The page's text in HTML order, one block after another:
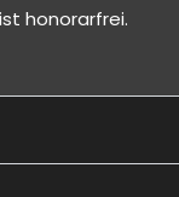
honorarfrei.